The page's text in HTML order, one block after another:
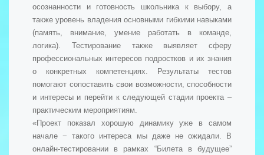
осознанности и готовность школьника к выбору, а
также уровень владения основными гибкими навыками
(память, внимание, умение работать в команде,
логика). Тестирование также выявляет сферу
профессиональных интересов подростков и их знания
о конкретных компетенциях. Результаты тестов
помогают сопоставить свои возможности, способности
и интересы и перейти к следующей стадии проекта –
практическим мероприятиям.
«Проект показал хорошую динамику уже в самом
начале − такого интереса мы даже не ожидали. В
онлайн-тестировании в рамках “Билета в будущее”